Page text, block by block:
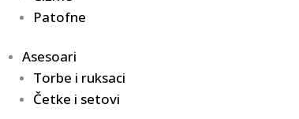
Patofne
Asesoari
Torbe i ruksaci
Četke i setovi